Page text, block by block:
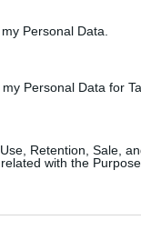
Personal Data.
Personal Data for
Retention, Sale,
with the